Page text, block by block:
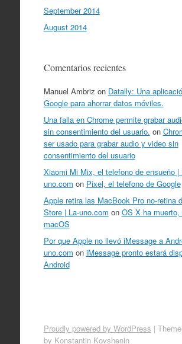
September 2014
August 2014
Comentarios recientes
Manuel Ambriz on Datally: Una
Google para ahorrar datos móviles.
Una falla en Chrome permite grabar
sin consentimiento del usuario. on
ser usado para grabar audio y video sin
consentimiento del usuario
Xiaomi Mi Mix, el telefono de ensueño |
uno.com on Pixel, el telefono de Google
Apple retira las MacBook Pro no-retina
Store | La-uno.com on OS X ha muerto,
macOS
Por que Apple no llevó iMessage a
uno.com on iMessage pronto estará
Android
Proudly powered by WordPress |
by Konstantin Kovshenin